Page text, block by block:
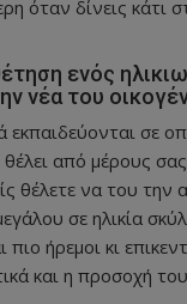
όταν δίνεις κάτι
ενός
νέα του
εκπαιδεύονται σε
από μέρους
θέλετε να του
σε ηλικία
πιο ήρεμοι κι
και η προσοχή